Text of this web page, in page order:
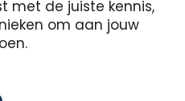
met de juiste kennis,
om aan jouw